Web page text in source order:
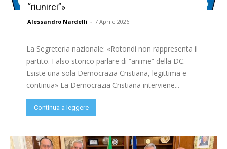
“riunirci”»
Alessandro Nardelli - 7 Aprile 2026
La Segreteria nazionale: «Rotondi non rappresenta il
partito. Falso storico parlare di “anime” della DC.
Esiste una sola Democrazia Cristiana, legittima e
continua» La Democrazia Cristiana interviene...
Continua a leggere